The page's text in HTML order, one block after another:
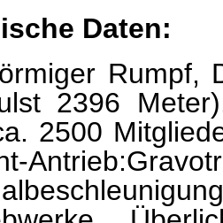
Daten:
Rumpf,
2396
2500